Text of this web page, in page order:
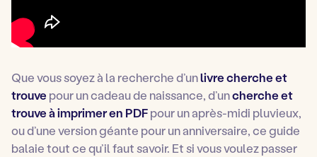
Que vous soyez à la recherche d’unlivre cherche et
trouve pour un cadeau de naissance, d’uncherche et
trouve à imprimer en PDFpour un après-midi pluvieux,
ou d’une version géante pour un anniversaire, ce guide
balaie tout ce qu’il faut savoir. Et si vous voulez passer